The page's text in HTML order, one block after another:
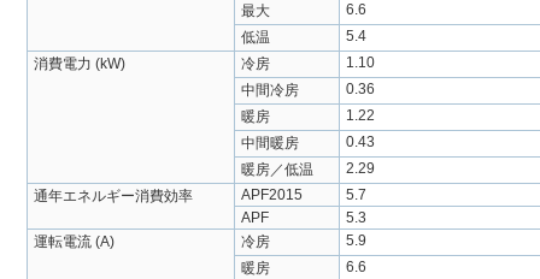
最大
6.6
低温
5.4
消費電力 (kW)
冷房
1.10
中間冷房
0.36
暖房
1.22
中間暖房
0.43
暖房／低温
2.29
通年エネルギー消費効率
APF2015
5.7
APF
5.3
運転電流 (A)
冷房
5.9
暖房
6.6